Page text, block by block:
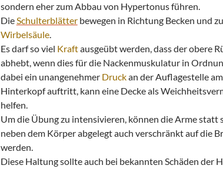
sondern eher zum Abbau von Hypertonus führen.
DieSchulterblätterbewegen in Richtung Becken und
Wirbelsäule.
Es darf so viel Kraftausgeübt werden, dass der obere
abhebt, wenn dies für die Nackenmuskulatur in
dabei ein unangenehmer Druckan der Auflagestelle am
Hinterkopf auftritt, kann eine Decke als
helfen.
Um die Übung zu intensivieren, können die Arme statt
neben dem Körper abgelegt auch verschränkt auf die
werden.
Diese Haltung sollte auch bei bekannten Schäden der